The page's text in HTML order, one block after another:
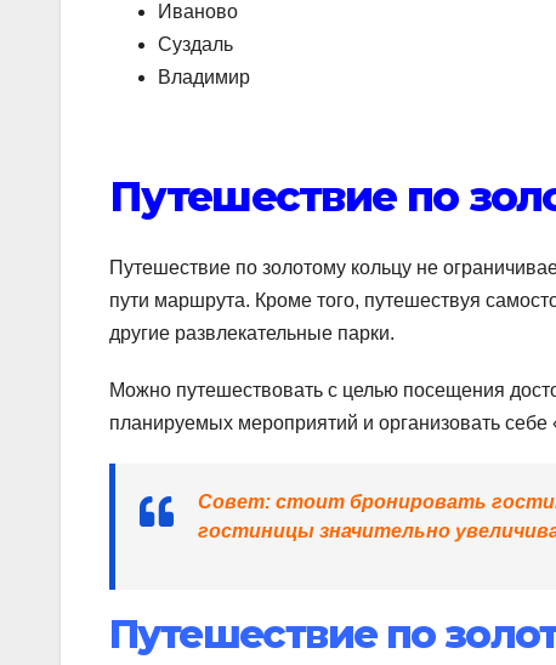
Иваново
Суздаль
Владимир
Путешествие по
Путешествие по золотому кольцу не
пути маршрута. Кроме того, путешествуя
другие развлекательные парки.
Можно путешествовать с целью посещения
планируемых мероприятий и организовать себе
Совет: стоит бронировать
гостиницы значительно
Путешествие по